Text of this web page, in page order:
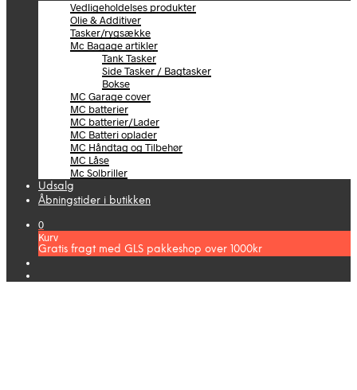
Vedligeholdelses produkter
Olie & Additiver
Tasker/rygsække
Mc Bagage artikler
Tank Tasker
Side Tasker / Bagtasker
Bokse
MC Garage cover
MC batterier
MC batterier/Lader
MC Batteri oplader
MC Håndtag og Tilbehør
MC Låse
Mc Solbriller
Udsalg
Åbningstider i butikken
0
Kurv
Gratis fragt med GLS pakkeshop over 1000kr